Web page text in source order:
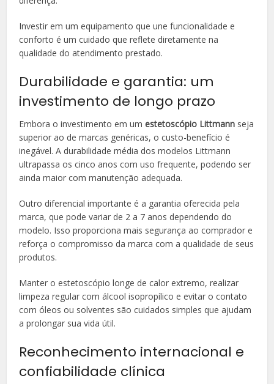
Investir em um equipamento que une funcionalidade e
conforto é um cuidado que reflete diretamente na
qualidade do atendimento prestado.
Durabilidade e garantia: um
investimento de longo prazo
Embora o investimento em umestetoscópio Littmann seja
superior ao de marcas genéricas, o custo-benefício é
inegável. A durabilidade média dos modelos Littmann
ultrapassa os cinco anos com uso frequente, podendo ser
ainda maior com manutenção adequada.
Outro diferencial importante é a garantia oferecida pela
marca, que pode variar de 2 a 7 anos dependendo do
modelo. Isso proporciona mais segurança ao comprador e
reforça o compromisso da marca com a qualidade de seus
produtos.
Manter o estetoscópio longe de calor extremo, realizar
limpeza regular com álcool isopropílico e evitar o contato
com óleos ou solventes são cuidados simples que ajudam
a prolongar sua vida útil.
Reconhecimento internacional e
confiabilidade clínica